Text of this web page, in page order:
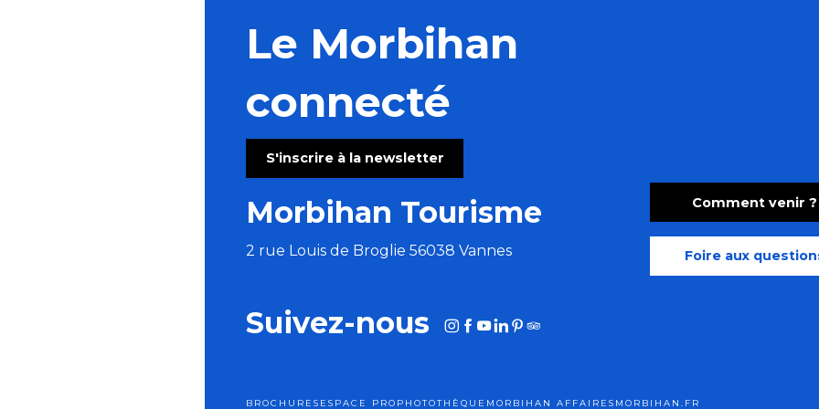
Le Morbihan
connecté
S'inscrire à la newsletter
Morbihan Tourisme
2 rue Louis de Broglie 56038 Vannes
Comment venir ?
Foire aux
Suivez-nous
BROCHURES ESPACE PRO PHOTOTHÈQUE MORBIHAN AFFAIRES MORBIHAN.FR